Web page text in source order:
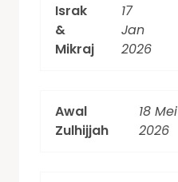
Israk
&
Mikraj
17
Jan
2026
Awal
Zulhijjah
18 Mei
2026